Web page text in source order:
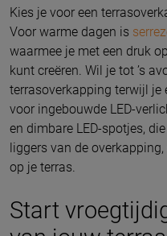
Kies je voor een
Voor warme dagen is
waarmee je met een druk
kunt creëren. Wil je tot ’s
terrasoverkapping terwijl je
voor ingebouwde LED-
en dimbare LED-spotjes,
liggers van de
op je terras.
Start